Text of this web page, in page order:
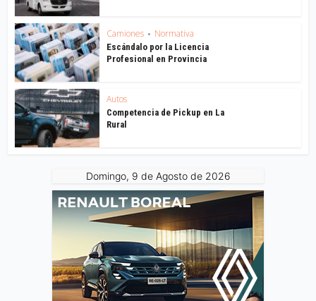
Camiones • Normativa
Escándalo por la Licencia
Profesional en Provincia
Autos
Competencia de Pickup en La
Rural
Domingo, 9 de Agosto de 2026